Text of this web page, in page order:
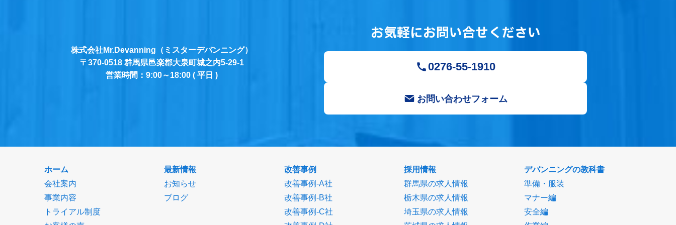
株式会社Mr.Devanning （ミスターデバンニング）
〒370-0518 群馬県邑楽郡大泉町城之内5-29-1
営業時間：9:00～18:00 ( 平日 )
お気軽にお問い合せください
0276-55-1910
お問い合わせフォーム
ホーム
会社案内
事業内容
トライアル制度
最新情報
お知らせ
ブログ
改善事例
改善事例-A社
改善事例-B社
改善事例-C社
採用情報
群馬県の求人情報
栃木県の求人情報
埼玉県の求人情報
デバンニングの教科書
準備・服装
マナー編
安全編